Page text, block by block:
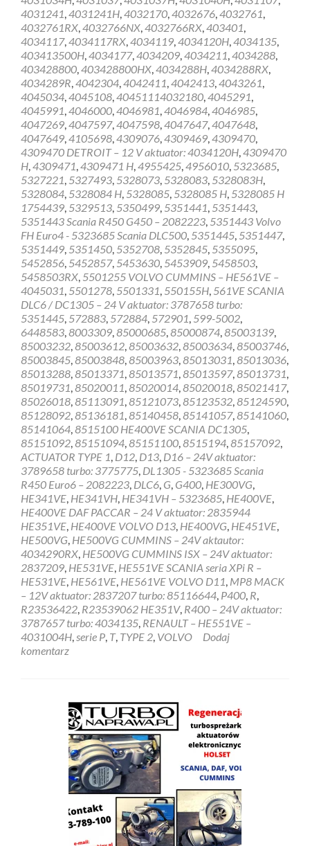
4031241,4031241H,4032170,4032676,4032761,
4032761RX,4032766NX,4032766RX,403401,
4034117,4034117RX,4034119,4034120H,4034135,
403413500H,4034177,4034209,4034211,4034288,
403428800,403428800HX,4034288H,4034288RX,
4034289R,4042304,4042411,4042413,4043261,
4045034,4045108,40451114032180,4045291,
4045991,4046000,4046981,4046984,4046985,
4047269,4047597,4047598,4047647,4047648,
4047649,4105698,4309076,4309469,4309470,
4309470 DETROIT – 12 V aktuator: 4034120H,4309470
H,4309471,4309471 H,4955425,4956010, 5323685,
5327221, 5327493, 5328073, 5328083, 5328083H,
5328084, 5328084 H, 5328085, 5328085 H, 5328085 H
1754439, 5329513, 5350499, 5351441, 5351443,
5351443 Scania R450 G450 – 2082223, 5351443 Volvo
FH Euro4 - 5323685 Scania DLC500, 5351445, 5351447,
5351449, 5351450, 5352708, 5352845, 5355095,
5452856, 5452857, 5453630, 5453909, 5458503,
5458503RX, 5501255 VOLVO CUMMINS – HE561VE –
4045031, 5501278, 5501331, 550155H, 561VE SCANIA
DLC6 / DC1305 – 24 V aktuator: 3787658 turbo:
5351445, 572883, 572884, 572901, 599-5002,
6448583,8003309,85000685,85000874,85003139,
85003232,85003612,85003632,85003634,85003746,
85003845,85003848,85003963,85013031,85013036,
85013288,85013371,85013571,85013597,85013731,
85019731,85020011,85020014,85020018,85021417,
85026018,85113091,85121073,85123532,85124590,
85128092,85136181,85140458,85141057,85141060,
85141064,8515100 HE400VE SCANIA DC1305,
85151092,85151094,85151100,8515194,85157092,
ACTUATOR TYPE 1, D12, D13, D16 – 24V aktuator:
3789658 turbo: 3775775, DL1305 - 5323685 Scania
R450 Euro6 – 2082223, DLC6, G, G400, HE300VG,
HE341VE, HE341VH, HE341VH – 5323685, HE400VE,
HE400VE DAF PACCAR – 24 V aktuator: 2835944
HE351VE, HE400VE VOLVO D13, HE400VG, HE451VE,
HE500VG, HE500VG CUMMINS – 24V aktautor:
4034290RX, HE500VG CUMMINS ISX – 24V aktuator:
2837209, HE531VE, HE551VE SCANIA seria XPi R –
HE531VE, HE561VE, HE561VE VOLVO D11, MP8 MACK
– 12V aktuator: 2837207 turbo: 85116644, P400, R,
R23536422, R23539062 HE351V, R400 – 24V aktuator:
3787657 turbo: 4034135, RENAULT – HE551VE –
4031004H,serie P, T, TYPE 2, VOLVO
Dodaj
komentarz